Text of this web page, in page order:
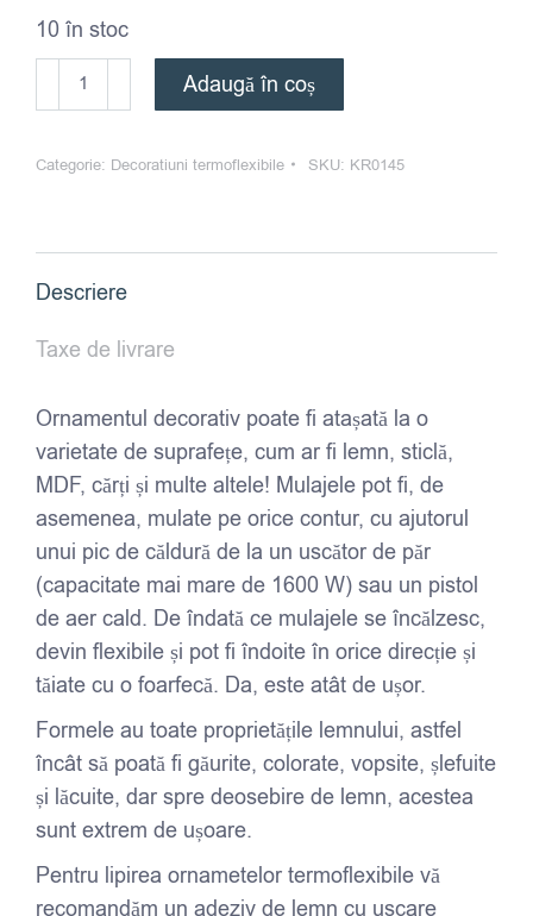
10 în stoc
Cantitate
Ornament
lemn
4,2*8,1*1,3
cm
Adaugă în coș
Categorie: Decoratiuni termoflexibile SKU: KR0145
Descriere
Taxe de livrare
Ornamentul decorativ poate fi atașată la o
varietate de suprafețe, cum ar fi lemn, sticlă,
MDF, cărți și multe altele! Mulajele pot fi, de
asemenea, mulate pe orice contur, cu ajutorul
unui pic de căldură de la un uscător de păr
(capacitate mai mare de 1600 W) sau un pistol
de aer cald. De îndată ce mulajele se încălzesc,
devin flexibile și pot fi îndoite în orice direcție și
tăiate cu o foarfecă. Da, este atât de ușor.
Formele au toate proprietățile lemnului, astfel
încât să poată fi găurite, colorate, vopsite, șlefuite
și lăcuite, dar spre deosebire de lemn, acestea
sunt extrem de ușoare.
Pentru lipirea ornametelor termoflexibile vă
recomandăm un adeziv de lemn cu uscare